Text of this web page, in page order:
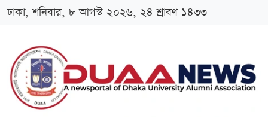
ঢাকা, শনিবার, ৮ আগস্ট ২০২৬, ২৪ শ্রাবণ ১৪৩৩